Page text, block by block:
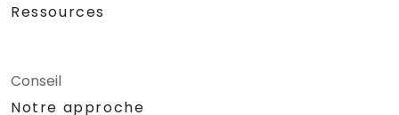
Ressources
Conseil
Notre approche